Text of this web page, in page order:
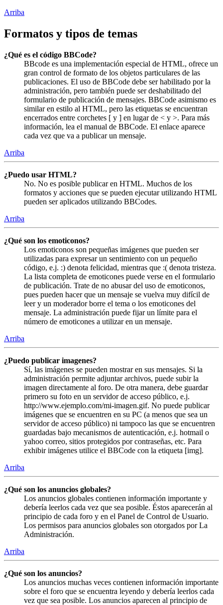
Arriba
Formatos y tipos de temas
¿Qué es el código BBCode?
BBcode es una implementación especial de HTML, ofrece un
gran control de formato de los objetos particulares de las
publicaciones. El uso de BBCode debe ser habilitado por la
administración, pero también puede ser deshabilitado del
formulario de publicación de mensajes. BBCode asimismo es
similar en estilo al HTML, pero las etiquetas se encuentran
encerrados entre corchetes [ y ] en lugar de < y >. Para más
información, lea el manual de BBCode. El enlace aparece
cada vez que va a publicar un mensaje.
Arriba
¿Puedo usar HTML?
No. No es posible publicar en HTML. Muchos de los
formatos y acciones que se pueden ejecutar utilizando HTML
pueden ser aplicados utilizando BBCodes.
Arriba
¿Qué son los emoticonos?
Los emoticonos son pequeñas imágenes que pueden ser
utilizadas para expresar un sentimiento con un pequeño
código, e.j. :) denota felicidad, mientras que :( denota tristeza.
La lista completa de emoticones puede verse en el formulario
de publicación. Trate de no abusar del uso de emoticonos,
pues pueden hacer que un mensaje se vuelva muy difícil de
leer y un moderador borre el tema o los emoticones del
mensaje. La administración puede fijar un límite para el
número de emoticones a utilizar en un mensaje.
Arriba
¿Puedo publicar imagenes?
Sí, las imágenes se pueden mostrar en sus mensajes. Si la
administración permite adjuntar archivos, puede subir la
imagen directamente al foro. De otra manera, debe guardar
primero su foto en un servidor de acceso público, e.j.
http://www.ejemplo.com/mi-imagen.gif. No puede publicar
imágenes que se encuentren en su PC (a menos que sea un
servidor de acceso público) ni tampoco las que se encuentren
guardadas bajo mecanismos de autenticación, e.j. hotmail o
yahoo correo, sitios protegidos por contraseñas, etc. Para
exhibir imágenes utilice el BBCode con la etiqueta [img].
Arriba
¿Qué son los anuncios globales?
Los anuncios globales contienen información importante y
debería leerlos cada vez que sea posible. Éstos aparecerán al
principio de cada foro y en el Panel de Control de Usuario.
Los permisos para anuncios globales son otorgados por La
Administración.
Arriba
¿Qué son los anuncios?
Los anuncios muchas veces contienen información importante
sobre el foro que se encuentra leyendo y debería leerlos cada
vez que sea posible. Los anuncios aparecen al principio de